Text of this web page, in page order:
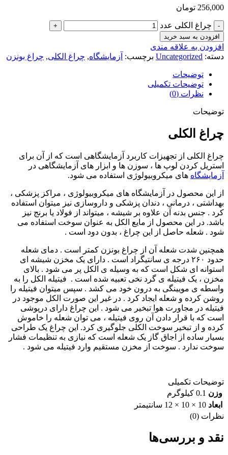
256,000 تومان
چراغ الکلی عدد
افزودن به سبد خرید
افزودن به علاقه مندی
دسته: Uncategorized برچسب: آزمایشگاه, چراغ الکلی, چراغ بونزن
توضیحات
توضیحات تکمیلی
نظرات (0)
توضیحات
چراغ الکلی
چراغ الکلی از تجهیزات کاربرد آزمایشگاهی است که از آن برای
استریل کردن لوپ ها ، سوزن ها و ابزار های آزمایشگاهی در
آزمایشگاه های میکروبیولوژی استفاده می شود.
از این محصول در آزمایشگاه های میکروبیولوژی ، مراکز پزشکی ،
بهداشتی ، درمانی ، دندان پزشکی و داروسازی نیز میتوان استفاده
کرد . جنس بدنه آن علاوه بر شیشه ، میتواند از فولاد یا برنج نیز
باشد. در این محصول از مایع الکل به عنوان سوخت استفاده می
شود . شعله حاصل از این چراغ ، بدون دود است .
همچنین شدت شعله آن از چراغ بونزن کمتر است . دمای شعله
حدود ۲۶۰ درجه ی سانتیگراد است . دارای یک مخزن شیشه ای
استوانه ای شکل است که به وسیله ی الکل پر می شود . بالای
مخزن ، یک فیتیله ی گرد نخی تعبیه شده است . فیتیله الکل را به
واسطه ی مویینگی به درون خود می کشد . سپس میتوان فیتیله را
روشن کرده و شعله ایجاد کرد . در غیر این صورت الکل موجود در
فیتیله در مجاورت هوا تبخیر می شود . این چراغ دارای درپوشی
است که با قرار دادن آن روی فیتیله ، می توان شعله را خاموش
کرده و از تبخیر سوخت الکلی جلوگیری کرد. این چراغ یک طراحی
بسیار ساده از اجاق گاز یک شعله است که نیازی به تنظیمات فشار
سوخت ندارد . سوخت از مخزن مستقیم وارد فیتیله می شود .
توضیحات تکمیلی
وزن 0.1 کیلوگرم
ابعاد 10 × 10 × 12 سانتیمتر
نظرات (0)
نقد و بررسی‌ها